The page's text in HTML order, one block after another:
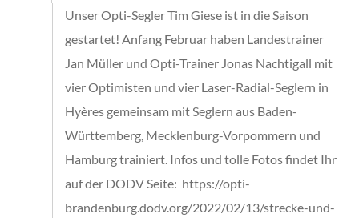
Unser Opti-Segler Tim Giese ist in die Saison
gestartet! Anfang Februar haben Landestrainer
Jan Müller und Opti-Trainer Jonas Nachtigall mit
vier Optimisten und vier Laser-Radial-Seglern in
Hyères gemeinsam mit Seglern aus Baden-
Württemberg, Mecklenburg-Vorpommern und
Hamburg trainiert. Infos und tolle Fotos findet Ihr
auf der DODV Seite: https://opti-
brandenburg.dodv.org/2022/02/13/strecke-und-